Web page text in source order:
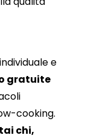
e
gratuite
cooking.
chi,